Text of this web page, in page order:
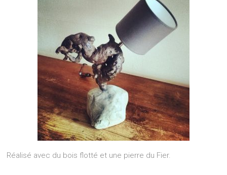
Réalisé avec du bois flotté et une pierre du Fier.